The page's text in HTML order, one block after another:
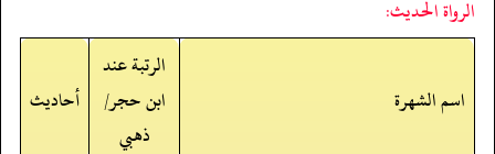
الرواة الحديث:
اسم الشهرة
الرتبة عند
ابن حجر/
ذهبي
أحاديث